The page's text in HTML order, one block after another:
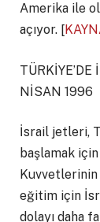
Amerika ile
açıyor. [
NİSAN 1996
İsrail jetleri,
başlamak
Kuvvetlerinin
eğitim için
dolayı daha